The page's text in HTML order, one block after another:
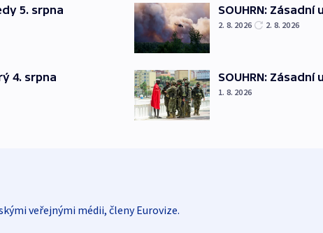
5. srpna
4. srpna
SOUHRN:
2. 8. 2026 2. 8. 2026
SOUHRN:
1. 8. 2026
veřejnými médii, členy Eurovize.